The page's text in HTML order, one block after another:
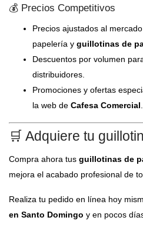
💰 Precios Competitivos
Precios ajustados al
papelería y guillotinas de
Descuentos por volumen
distribuidores.
Promociones y ofertas
la web de Cafesa Comercial.
🛒 Adquiere tu
Compra ahora tus guillotinas de
mejora el acabado profesional de
Realiza tu pedido en línea hoy
en Santo Domingo y en pocos